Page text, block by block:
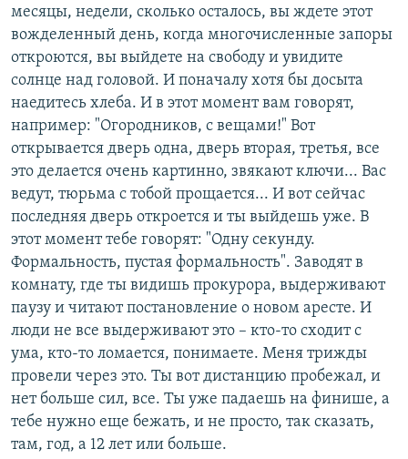
месяцы, недели, сколько осталось, вы ждете этот
вожделенный день, когда многочисленные запоры
откроются, вы выйдете на свободу и увидите
солнце над головой. И поначалу хотя бы досыта
наедитесь хлеба. И в этот момент вам говорят,
например: "Огородников, с вещами!" Вот
открывается дверь одна, дверь вторая, третья, все
это делается очень картинно, звякают ключи... Вас
ведут, тюрьма с тобой прощается... И вот сейчас
последняя дверь откроется и ты выйдешь уже. В
этот момент тебе говорят: "Одну секунду.
Формальность, пустая формальность". Заводят в
комнату, где ты видишь прокурора, выдерживают
паузу и читают постановление о новом аресте. И
люди не все выдерживают это – кто-то сходит с
ума, кто-то ломается, понимаете. Меня трижды
провели через это. Ты вот дистанцию пробежал, и
нет больше сил, все. Ты уже падаешь на финише, а
тебе нужно еще бежать, и не просто, так сказать,
там, год, а 12 лет или больше.